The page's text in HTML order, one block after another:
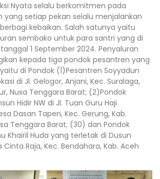
Nyata selalu berkomitmen pada
yang setiap pekan selalu menjalankan
kebaikan. Salah satunya yaitu
sembako untuk para santri yang di
1 September 2024. Penyaluran
kepada tiga pondok pesantren yang
di Pondok (1)Pesantren Soyyadun
di Jl. Gelogor, Anjani, Kec. Suralaga,
Nusa Tenggara Barat; (2)Pondok
Hidir NW di Jl. Tuan Guru Haji
Dasan Tapen, Kec. Gerung, Kab.
Tenggara Barat; (30) dan Pondok
Khairil Huda yang terletak di Dusun
Cinta Raja, Kec. Bendahara, Kab. Aceh